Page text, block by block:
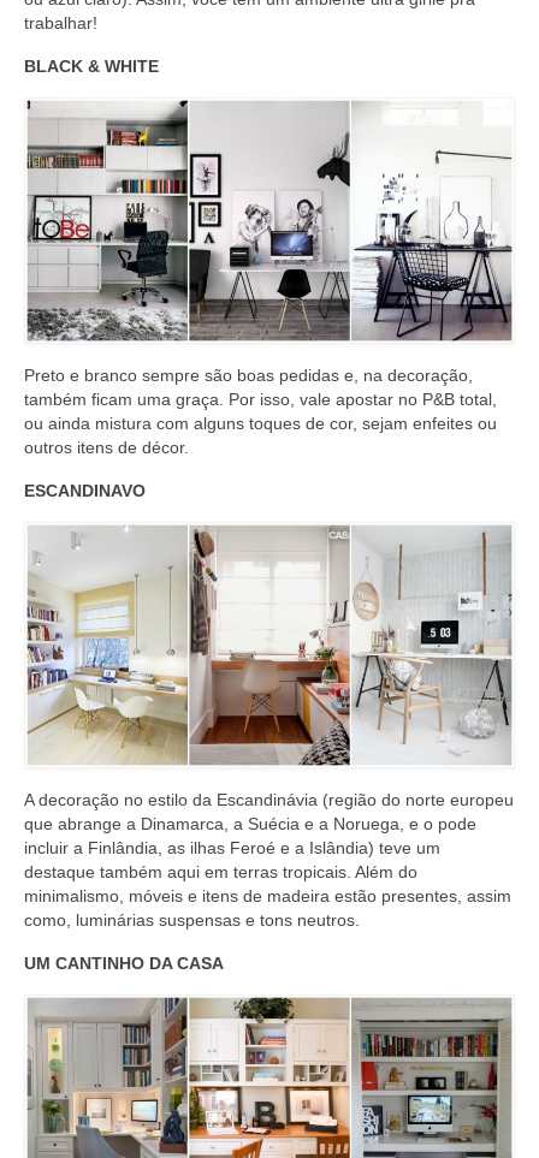
trabalhar!
BLACK & WHITE
Preto e branco sempre são boas pedidas e, na decoração,
também ficam uma graça. Por isso, vale apostar no P&B total,
ou ainda mistura com alguns toques de cor, sejam enfeites ou
outros itens de décor.
ESCANDINAVO
A decoração no estilo da Escandinávia (região do norte europeu
que abrange a Dinamarca, a Suécia e a Noruega, e o pode
incluir a Finlândia, as ilhas Feroé e a Islândia) teve um
destaque também aqui em terras tropicais. Além do
minimalismo, móveis e itens de madeira estão presentes, assim
como, luminárias suspensas e tons neutros.
UM CANTINHO DA CASA